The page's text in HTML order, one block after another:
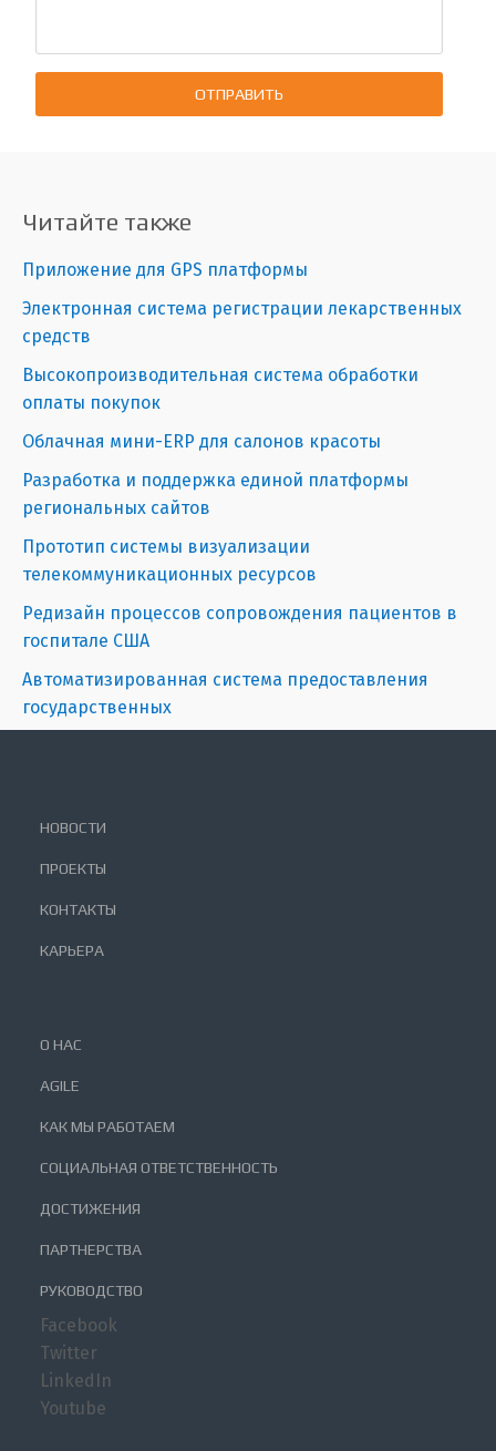
ОТПРАВИТЬ
Читайте также
Приложение для GPS платформы
Электронная система регистрации лекарственных
средств
Высокопроизводительная система обработки
оплаты покупок
Облачная мини-ERP для салонов красоты
Разработка и поддержка единой платформы
региональных сайтов
Прототип системы визуализации
телекоммуникационных ресурсов
Редизайн процессов сопровождения пациентов в
госпитале США
Автоматизированная система предоставления
государственных
НОВОСТИ
ПРОЕКТЫ
КОНТАКТЫ
КАРЬЕРА
О НАС
AGILE
КАК МЫ РАБОТАЕМ
СОЦИАЛЬНАЯ ОТВЕТСТВЕННОСТЬ
ДОСТИЖЕНИЯ
ПАРТНЕРСТВА
РУКОВОДСТВО
Facebook
Twitter
LinkedIn
Youtube